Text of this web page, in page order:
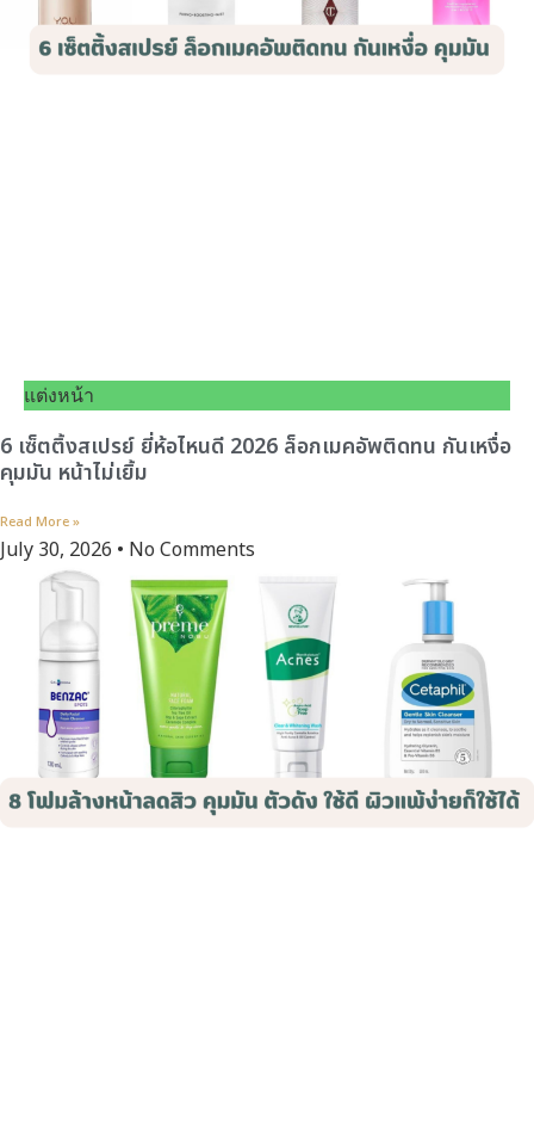
แต่งหน้า
6 เซ็ตติ้งสเปรย์ ยี่ห้อไหนดี 2026 ล็อกเมคอัพติดทน กันเหงื่อ
คุมมัน หน้าไม่เยิ้ม
Read More »
July 30, 2026 No Comments